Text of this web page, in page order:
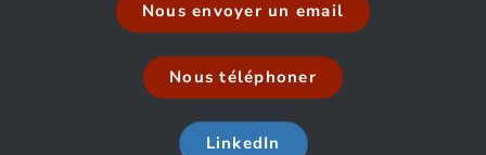
Nous envoyer un email
Nous téléphoner
LinkedIn